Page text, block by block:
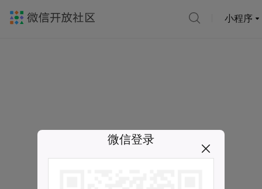
小程序
微信登录